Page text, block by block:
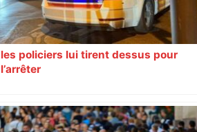
les policiers lui tirent dessus pour
l’arrêter